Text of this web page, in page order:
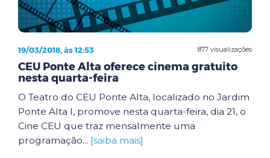
877 visualizações
19/03/2018, às 12:53
CEU Ponte Alta oferece cinema gratuito
nesta quarta-feira
O Teatro do CEU Ponte Alta, localizado no Jardim
Ponte Alta I, promove nesta quarta-feira, dia 21, o
Cine CEU que traz mensalmente uma
programação... [saiba mais]